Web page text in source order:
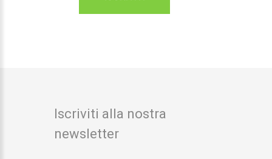
Iscriviti alla nostra
newsletter